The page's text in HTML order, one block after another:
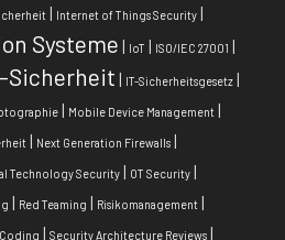
| Internet of Things Security|
Systeme | IoT | ISO/IEC 27001 |
Sicherheit | IT-Sicherheitsgesetz|
| Mobile Device Management|
| Next Generation Firewalls|
Technology Security| OT Security|
| Red Teaming | Risikomanagement|
| Security Architecture Reviews|